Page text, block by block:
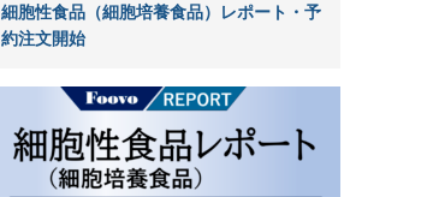
細胞性食品（細胞培養食品）レポート・予
約注文開始